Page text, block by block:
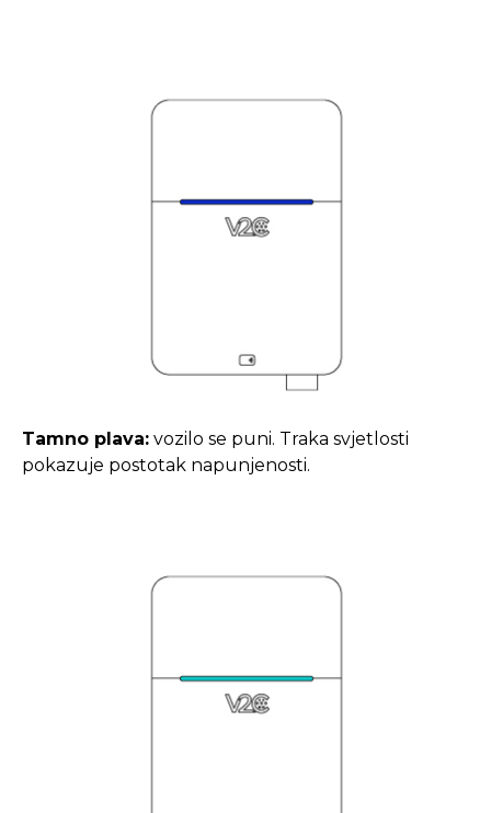
Tamno plava: vozilo se puni. Traka svjetlosti
pokazuje postotak napunjenosti.